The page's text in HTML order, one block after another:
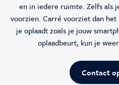
en in iedere ruimte. Zelfs als
voorzien. Carré voorziet dan
je oplaadt zoals je jouw
oplaadbeurt, kun je
Contact